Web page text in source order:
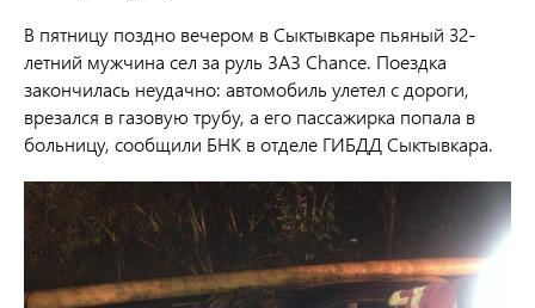
В пятницу поздно вечером в Сыктывкаре пьяный 32-
летний мужчина сел за руль ЗАЗ Chance. Поездка
закончилась неудачно: автомобиль улетел с дороги,
врезался в газовую трубу, а его пассажирка попала в
больницу, сообщили БНК в отделе ГИБДД Сыктывкара.